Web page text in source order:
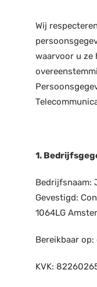
Wij
waarvoor u ze
1.
Bedrijfsnaam:
Gevestigd:
1064LG
Bereikbaar
KVK: